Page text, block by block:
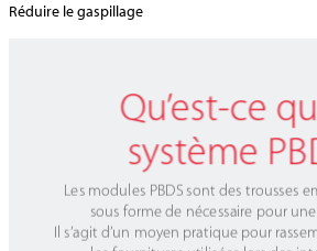
Réduire le gaspillage